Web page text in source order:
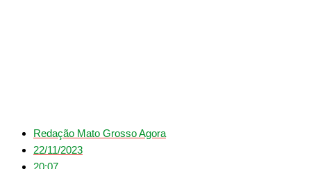
Redação Mato Grosso Agora
22/11/2023
20:07